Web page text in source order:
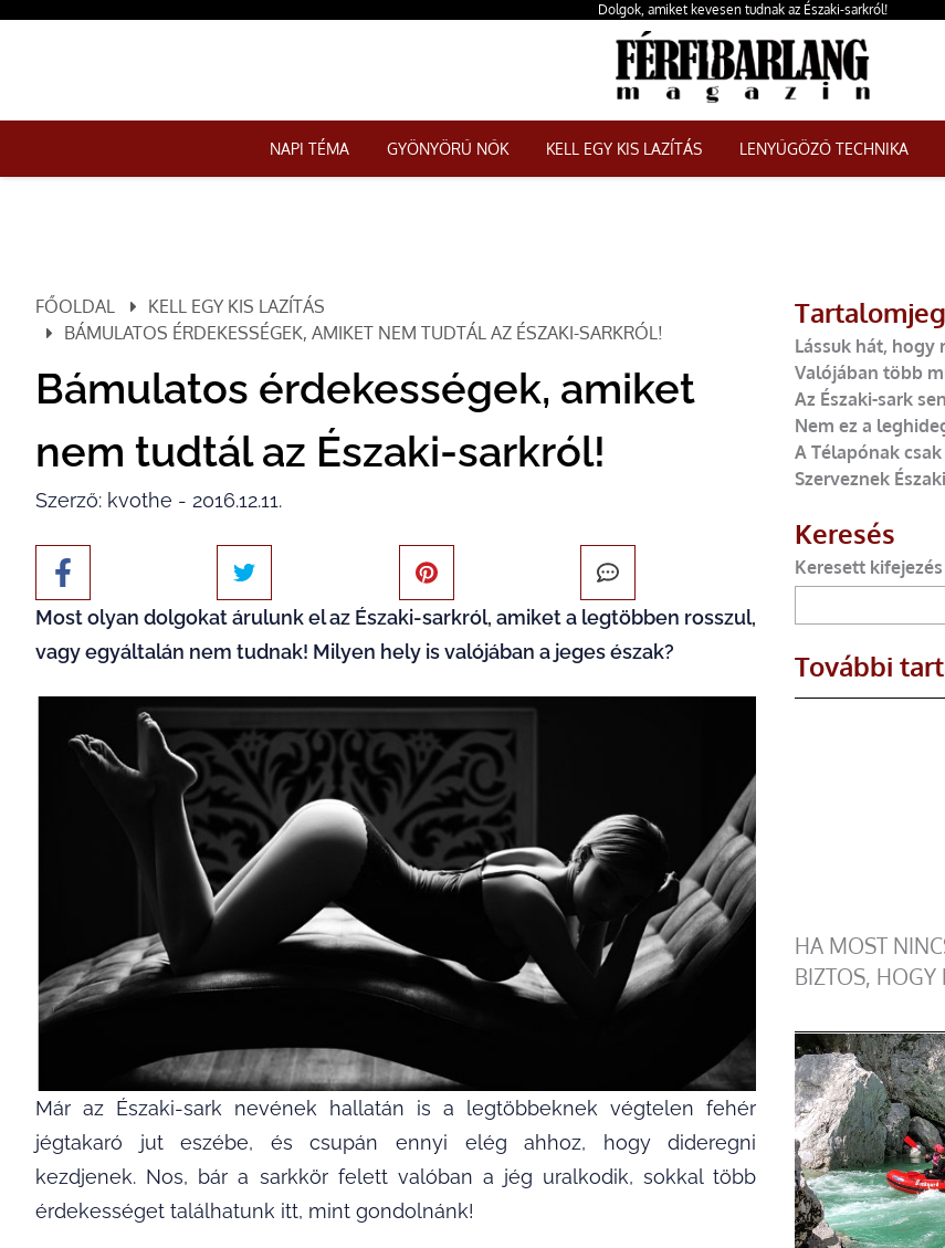
Dolgok, amiket kevesen tudnak az Északi-sarkról!
NAPI TÉMA GYÖNYÖRŰ NŐK KELL EGY KIS LAZÍTÁS LENYŰGÖZŐ TECHNIKA
FŐOLDAL
KELL EGY KIS LAZÍTÁS
BÁMULATOS ÉRDEKESSÉGEK, AMIKET NEM TUDTÁL AZ ÉSZAKI-SARKRÓL!
Bámulatos érdekességek, amiket
nem tudtál az Északi-sarkról!
Szerző: kvothe - 2016.12.11.
Most olyan dolgokat árulunk el az Északi-sarkról, amiket a legtöbben rosszul,
vagy egyáltalán nem tudnak! Milyen hely is valójában a jeges észak?
Már az Északi-sark nevének hallatán is a legtöbbeknek végtelen fehér
jégtakaró jut eszébe, és csupán ennyi elég ahhoz, hogy dideregni
kezdjenek. Nos, bár a sarkkör felett valóban a jég uralkodik, sokkal több
érdekességet találhatunk itt, mint gondolnánk!
Lássuk hát, hogy
Valójában több
Az Északi-sark
Nem ez a
A Télapónak
Szerveznek
Keresés
Keresett kifejezés
További
HA MOST
BIZTOS, HOGY